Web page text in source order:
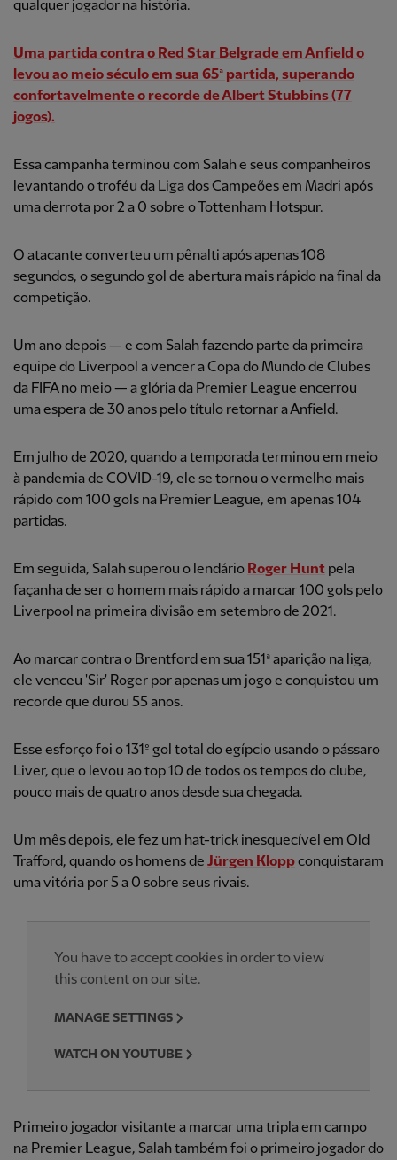
qualquer jogador na história.
Uma partida contra o Red Star Belgrade em Anfield o
levou ao meio século em sua 65ª partida, superando
confortavelmente o recorde de Albert Stubbins (77
jogos).
Essa campanha terminou com Salah e seus companheiros
levantando o troféu da Liga dos Campeões em Madri após
uma derrota por 2 a 0 sobre o Tottenham Hotspur.
O atacante converteu um pênalti após apenas 108
segundos, o segundo gol de abertura mais rápido na final da
competição.
Um ano depois — e com Salah fazendo parte da primeira
equipe do Liverpool a vencer a Copa do Mundo de Clubes
da FIFA no meio — a glória da Premier League encerrou
uma espera de 30 anos pelo título retornar a Anfield.
Em julho de 2020, quando a temporada terminou em meio
à pandemia de COVID-19, ele se tornou o vermelho mais
rápido com 100 gols na Premier League, em apenas 104
partidas.
Em seguida, Salah superou o lendário Roger Hunt pela
façanha de ser o homem mais rápido a marcar 100 gols pelo
Liverpool na primeira divisão em setembro de 2021.
Ao marcar contra o Brentford em sua 151ª aparição na liga,
ele venceu 'Sir' Roger por apenas um jogo e conquistou um
recorde que durou 55 anos.
Esse esforço foi o 131º gol total do egípcio usando o pássaro
Liver, que o levou ao top 10 de todos os tempos do clube,
pouco mais de quatro anos desde sua chegada.
Um mês depois, ele fez um hat-trick inesquecível em Old
Trafford, quando os homens de Jürgen Kloppconquistaram
uma vitória por 5 a 0 sobre seus rivais.
You have to accept cookies in order to view
this content on our site.
MANAGE SETTINGS
WATCH ON YOUTUBE
Primeiro jogador visitante a marcar uma tripla em campo
na Premier League, Salah também foi o primeiro jogador do